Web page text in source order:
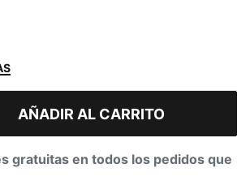
de deseos
AÑADIR AL CARRITO
gratuitas en todos los pedidos que